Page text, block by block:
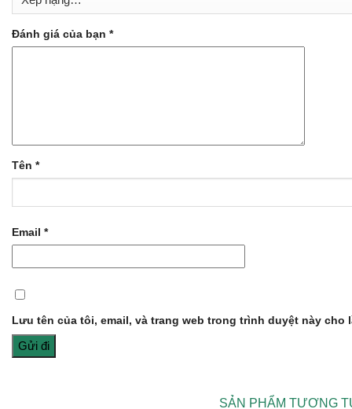
Đánh giá của bạn *
Tên *
Email *
Lưu tên của tôi, email, và trang web trong trình duyệt này cho
SẢN PHẨM TƯƠNG